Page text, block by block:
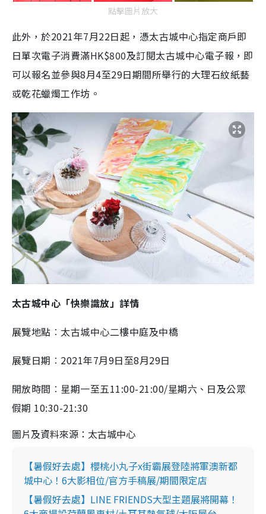
點擊圖片放大
此外，於2021年7月22日起，憑太古城中心指定商戶即
日單次電子消費滿HK$800及訂閱太古城中心電子報，即
可以報名並參與8月4至29日期間所舉行的大理石紋紙藝
或乾花蠟燭工作坊。
太古城中心「快樂識放」詳情
展覽地點︰太古城中心二樓中庭及中橋
展覽日期︰2021年7月9日至8月29日
開放時間︰星期一至五11:00-21:00/星期六、日及公眾
假期 10:30-21:30
圖片及資料來源：太古城中心
【暑假好去處】櫻桃小丸子x街霸展登陸將軍澳新都
城中心！6大影相位/官方手稿展/期間限定店
【暑假好去處】LINE FRIENDS大型主題展將開幕！